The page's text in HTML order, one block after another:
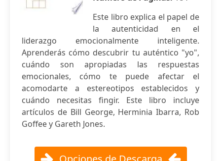
Este libro explica el papel de
la autenticidad en el
liderazgo emocionalmente inteligente.
Aprenderás cómo descubrir tu auténtico "yo",
cuándo son apropiadas las respuestas
emocionales, cómo te puede afectar el
acomodarte a estereotipos establecidos y
cuándo necesitas fingir. Este libro incluye
artículos de Bill George, Herminia Ibarra, Rob
Goffee y Gareth Jones.